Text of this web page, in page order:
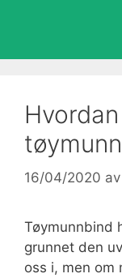
16/04/2020 av
Tøymunnbind
grunnet den
oss i, men om